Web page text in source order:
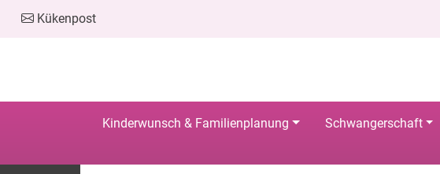
Kükenpost
Kinderwunsch & Familienplanung Schwangerschaft